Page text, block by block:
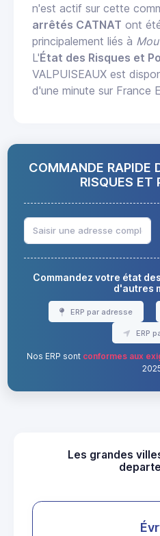
n'est actif sur cette
arrêtés CATNAT ont
principalement liés à
L'État des Risques et
VALPUISEAUX est
d'une minute sur France
COMMANDE RAPIDE
RISQUES ET
Commandez votre état
d'autres
ERP par adresse
ERP
Nos ERP sont conformes aux
Les grandes